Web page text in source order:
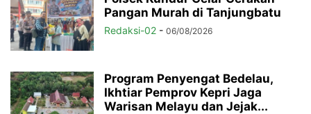
Pangan Murah di Tanjungbatu
Redaksi-02 - 06/08/2026
Program Penyengat Bedelau,
Ikhtiar Pemprov Kepri Jaga
Warisan Melayu dan Jejak...